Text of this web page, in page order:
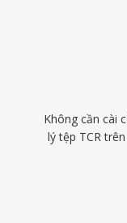
Không cần cài
lý tệp TCR